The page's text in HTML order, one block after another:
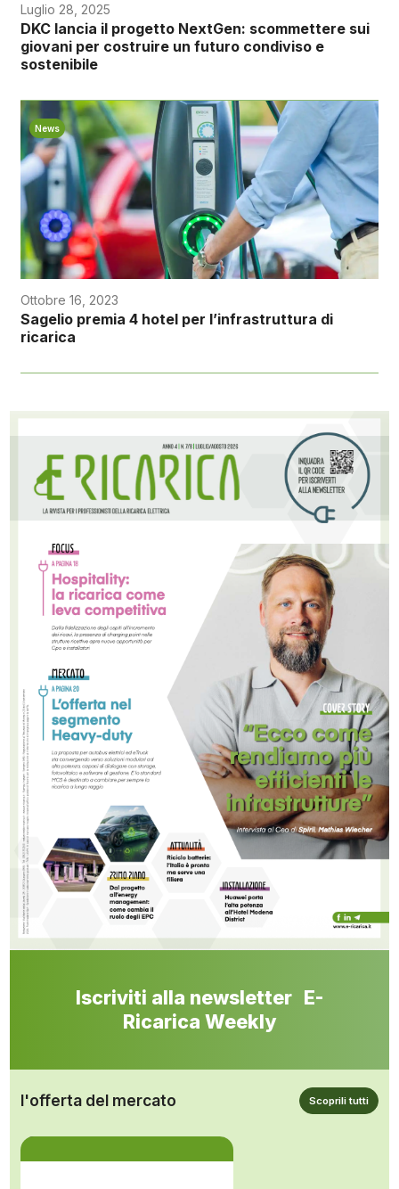
Luglio 28, 2025
DKC lancia il progetto NextGen: scommettere sui
giovani per costruire un futuro condiviso e
sostenibile
News
Ottobre 16, 2023
Sagelio premia 4 hotel per l’infrastruttura di
ricarica
Iscriviti alla newsletter E-
Ricarica Weekly
l'offerta del mercato Scoprili tutti